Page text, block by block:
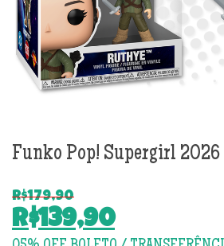
Funko Pop! Supergirl
R$179,90
O
R$139,90